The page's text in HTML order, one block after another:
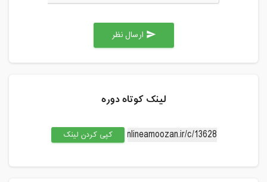
send
لینک کوتاه دوره
کپی کردن لینک